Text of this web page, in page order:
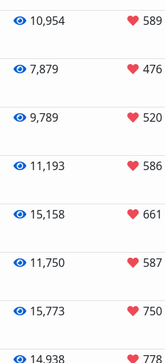
10,954 589
7,879 476
9,789 520
11,193 586
15,158 661
11,750 587
15,773 750
14,938 778